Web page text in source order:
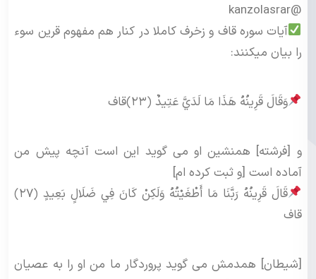
@kanzolasrar
آیات سوره قاف و زخرف کاملا در کنار هم مفهوم قرین سوء
را بیان میکنند:
وَقَالَ قَرِينُهُ هَذَا مَا لَدَيَّ عَتِيدٌ ﴿۲۳﴾قاف
و [فرشته] همنشين او مى‏ گويد اين است آنچه پيش من
آماده است [و ثبت كرده‏ ام]
قَالَ قَرِينُهُ رَبَّنَا مَا أَطْغَيْتُهُ وَلَكِنْ كَانَ فِي ضَلَالٍ بَعِيدٍ ﴿۲۷﴾
قاف
[شيطان] همدمش مى‏ گويد پروردگار ما من او را به عصيان